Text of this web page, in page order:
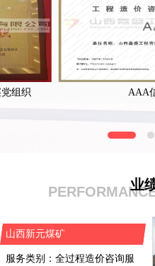
工程咨询资深
价师 阳泉仲
作五十余年
询经验。
AAA
组织
业
山西新元煤矿
服务类别：全过程造价咨询服